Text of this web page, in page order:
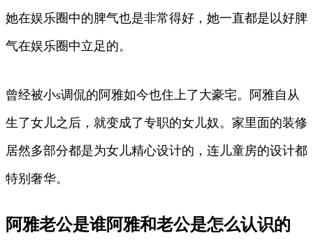
她在娱乐圈中的脾气也是非常得好，她一直都是以好脾
气在娱乐圈中立足的。
曾经被小s调侃的阿雅如今也住上了大豪宅。阿雅自从
生了女儿之后，就变成了专职的女儿奴。家里面的装修
居然多部分都是为女儿精心设计的，连儿童房的设计都
特别奢华。
阿雅老公是谁阿雅和老公是怎么认识的